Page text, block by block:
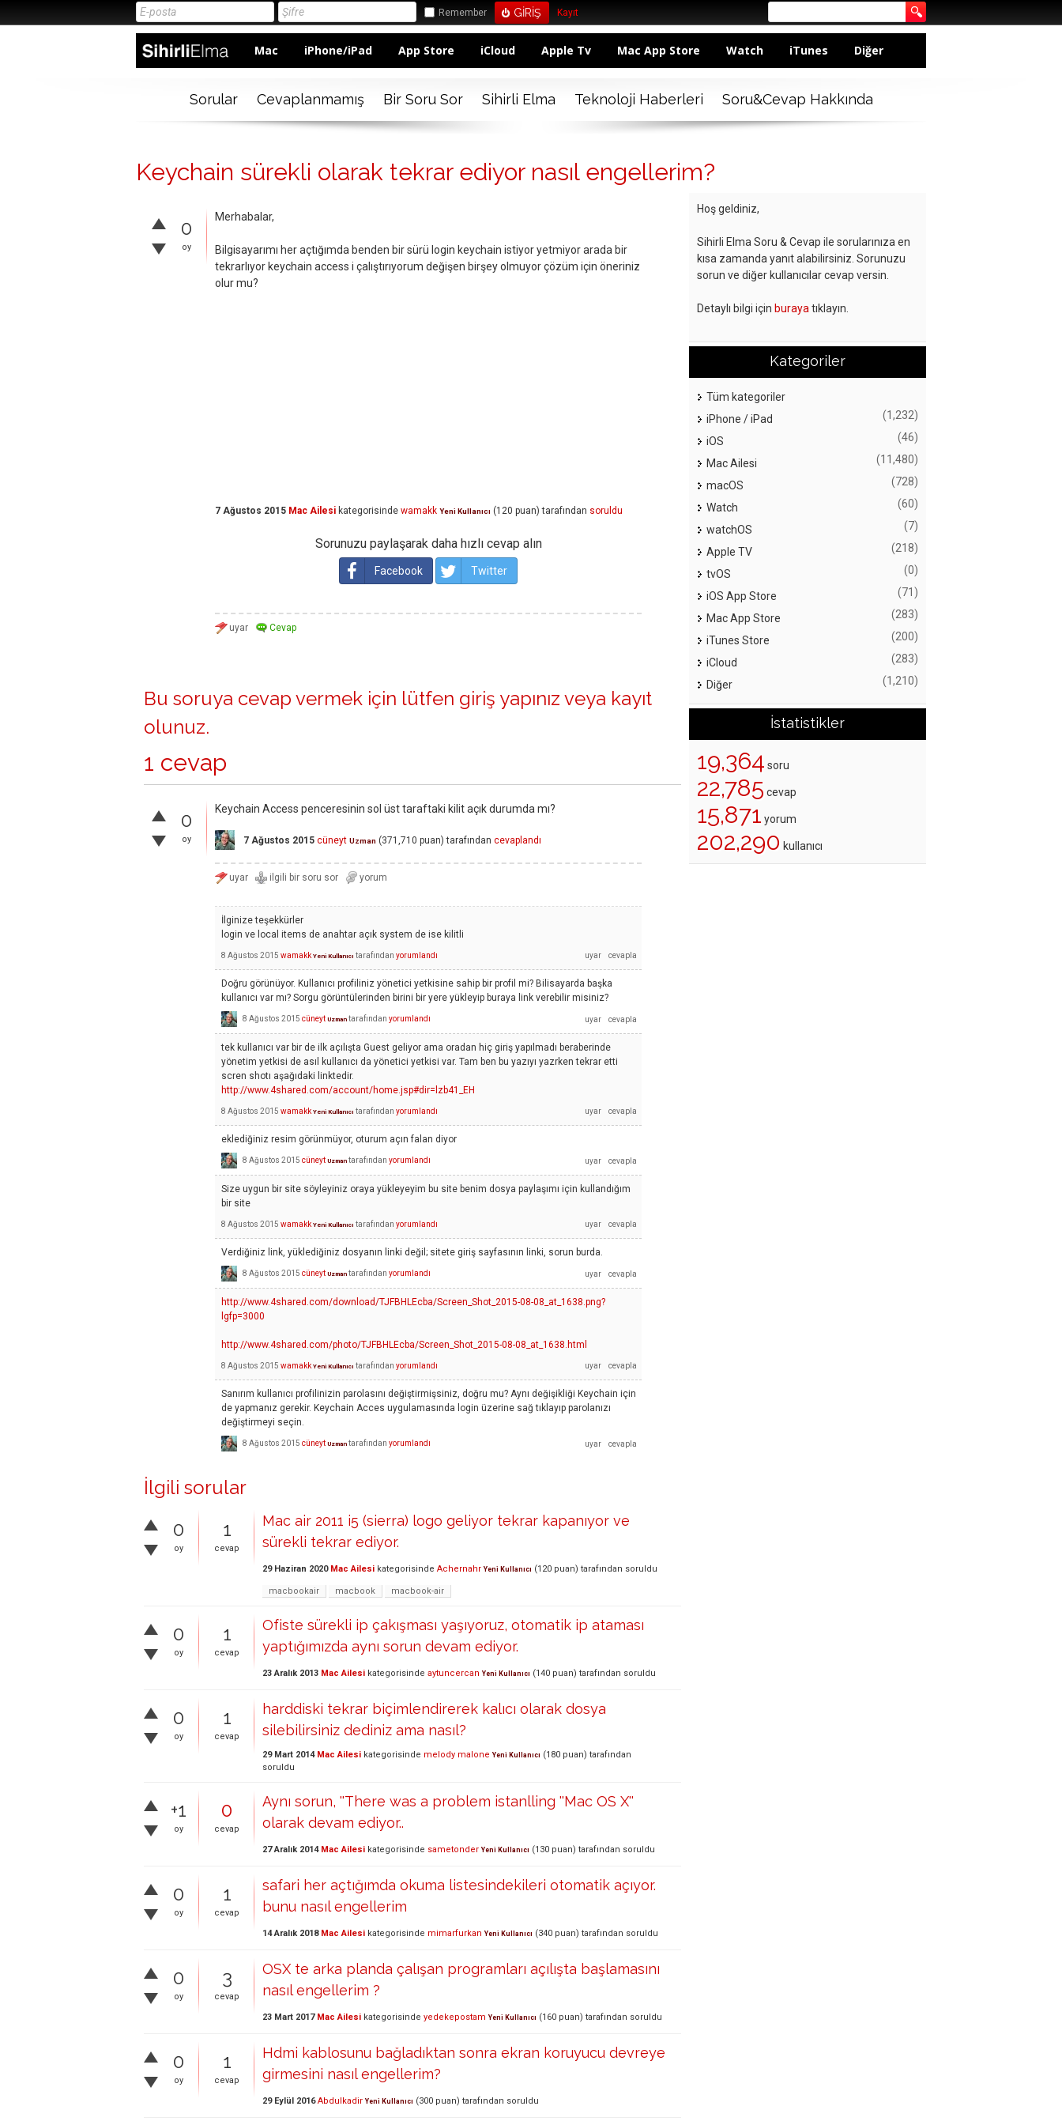
Remember Kayıt
Mac iPhone/iPad App Store iCloud Apple Tv Mac App Store Watch iTunes Diğer
Sorular Cevaplanmamış Bir Soru Sor Sihirli Elma Teknoloji Haberleri Soru&Cevap Hakkında
Keychain sürekli olarak tekrar ediyor nasıl engellerim?
0
oy
Merhabalar,
Bilgisayarımı her açtığımda benden bir sürü login keychain istiyor yetmiyor arada bir
tekrarlıyor keychain access i çalıştırıyorum değişen birşey olmuyor çözüm için öneriniz
olur mu?
7 Ağustos 2015 Mac Ailesi kategorisinde wamakk Yeni Kullanıcı (120 puan) tarafından soruldu
Sorunuzu paylaşarak daha hızlı cevap alın
Facebook Twitter
Bu soruya cevap vermek için lütfen giriş yapınız veya kayıt
olunuz.
1 cevap
0
oy
Keychain Access penceresinin sol üst taraftaki kilit açık durumda mı?
7 Ağustos 2015 cüneyt Uzman (371,710 puan) tarafından cevaplandı
İlginize teşekkürler
login ve local items de anahtar açık system de ise kilitli
8 Ağustos 2015 wamakk Yeni Kullanıcı tarafından yorumlandı
Doğru görünüyor. Kullanıcı profiliniz yönetici yetkisine sahip bir profil mi? Bilisayarda başka
kullanıcı var mı? Sorgu görüntülerinden birini bir yere yükleyip buraya link verebilir misiniz?
8 Ağustos 2015 cüneyt Uzman tarafından yorumlandı
tek kullanıcı var bir de ilk açılışta Guest geliyor ama oradan hiç giriş yapılmadı beraberinde
yönetim yetkisi de asıl kullanıcı da yönetici yetkisi var. Tam ben bu yazıyı yazrken tekrar etti
scren shotı aşağıdaki linktedir.
http://www.4shared.com/account/home.jsp#dir=lzb41_EH
8 Ağustos 2015 wamakk Yeni Kullanıcı tarafından yorumlandı
eklediğiniz resim görünmüyor, oturum açın falan diyor
8 Ağustos 2015 cüneyt Uzman tarafından yorumlandı
Size uygun bir site söyleyiniz oraya yükleyeyim bu site benim dosya paylaşımı için kullandığım
bir site
8 Ağustos 2015 wamakk Yeni Kullanıcı tarafından yorumlandı
Verdiğiniz link, yüklediğiniz dosyanın linki değil; sitete giriş sayfasının linki, sorun burda.
8 Ağustos 2015 cüneyt Uzman tarafından yorumlandı
http://www.4shared.com/download/TJFBHLEcba/Screen_Shot_2015-08-08_at_1638.png?
lgfp=3000
http://www.4shared.com/photo/TJFBHLEcba/Screen_Shot_2015-08-08_at_1638.html
8 Ağustos 2015 wamakk Yeni Kullanıcı tarafından yorumlandı
Sanırım kullanıcı profilinizin parolasını değiştirmişsiniz, doğru mu? Aynı değişikliği Keychain için
de yapmanız gerekir. Keychain Acces uygulamasında login üzerine sağ tıklayıp parolanızı
değiştirmeyi seçin.
8 Ağustos 2015 cüneyt Uzman tarafından yorumlandı
İlgili sorular
0
oy
1
cevap
Mac air 2011 i5 (sierra) logo geliyor tekrar kapanıyor ve
sürekli tekrar ediyor.
29 Haziran 2020 Mac Ailesi kategorisinde Achernahr Yeni Kullanıcı (120 puan) tarafından soruldu
macbookair macbook macbook-air
0
oy
1
cevap
Ofiste sürekli ip çakışması yaşıyoruz, otomatik ip ataması
yaptığımızda aynı sorun devam ediyor.
23 Aralık 2013 Mac Ailesi kategorisinde aytuncercan Yeni Kullanıcı (140 puan) tarafından soruldu
0
oy
1
cevap
harddiski tekrar biçimlendirerek kalıcı olarak dosya
silebilirsiniz dediniz ama nasıl?
29 Mart 2014 Mac Ailesi kategorisinde melody malone Yeni Kullanıcı (180 puan) tarafından
soruldu
+1
oy
0
cevap
Aynı sorun, ''There was a problem istanlling ''Mac OS X''
olarak devam ediyor..
27 Aralık 2014 Mac Ailesi kategorisinde sametonder Yeni Kullanıcı (130 puan) tarafından soruldu
0
oy
1
cevap
safari her açtığımda okuma listesindekileri otomatik açıyor.
bunu nasıl engellerim
14 Aralık 2018 Mac Ailesi kategorisinde mimarfurkan Yeni Kullanıcı (340 puan) tarafından soruldu
0
oy
3
cevap
OSX te arka planda çalışan programları açılışta başlamasını
nasıl engellerim ?
23 Mart 2017 Mac Ailesi kategorisinde yedekepostam Yeni Kullanıcı (160 puan) tarafından soruldu
0
oy
1
cevap
Hdmi kablosunu bağladıktan sonra ekran koruyucu devreye
girmesini nasıl engellerim?
29 Eylül 2016 Abdulkadir Yeni Kullanıcı (300 puan) tarafından soruldu
Hoş geldiniz,
Sihirli Elma Soru & Cevap ile sorularınıza en
kısa zamanda yanıt alabilirsiniz. Sorunuzu
sorun ve diğer kullanıcılar cevap versin.
Detaylı bilgi için buraya tıklayın.
Kategoriler
Tüm kategoriler
iPhone / iPad
(1,232)
iOS (46)
Mac Ailesi (11,480)
macOS (728)
Watch (60)
watchOS (7)
Apple TV (218)
tvOS (0)
iOS App Store (71)
Mac App Store (283)
iTunes Store (200)
iCloud (283)
Diğer (1,210)
İstatistikler
19,364 soru
22,785 cevap
15,871 yorum
202,290 kullanıcı